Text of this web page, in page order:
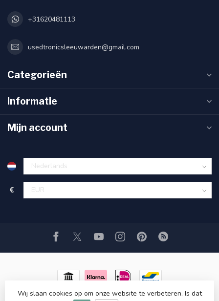
+31620481113
usedtronicsleeuwarden@gmail.com
Categorieën
Informatie
Mijn account
€
© Copyright 2026 Usedtronics- Powered byLightspeed-
Wij slaan cookies op om onze website te verbeteren. Is dat